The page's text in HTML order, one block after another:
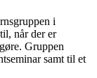
i
når der er
Gruppen
samt til et